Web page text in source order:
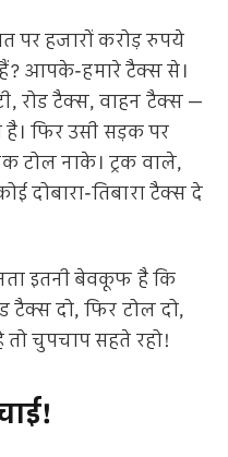
पर हजारों करोड़ रुपये
आपके-हमारे टैक्स से।
रोड टैक्स, वाहन टैक्स —
फिर उसी सड़क पर
टोल नाके। ट्रक वाले,
दोबारा-तिबारा टैक्स दे
इतनी बेवकूफ है कि
टैक्स दो, फिर टोल दो,
चुपचाप सहते रहो!